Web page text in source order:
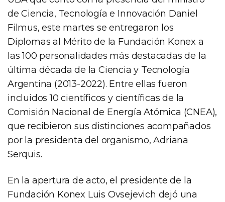
de Ciencia, Tecnología e Innovación Daniel
Filmus, este martes se entregaron los
Diplomas al Mérito de la Fundación Konex a
las 100 personalidades más destacadas de la
última década de la Ciencia y Tecnología
Argentina (2013-2022). Entre ellas fueron
incluidos 10 científicos y científicas de la
Comisión Nacional de Energía Atómica (CNEA),
que recibieron sus distinciones acompañados
por la presidenta del organismo, Adriana
Serquis.
En la apertura de acto, el presidente de la
Fundación Konex Luis Ovsejevich dejó una